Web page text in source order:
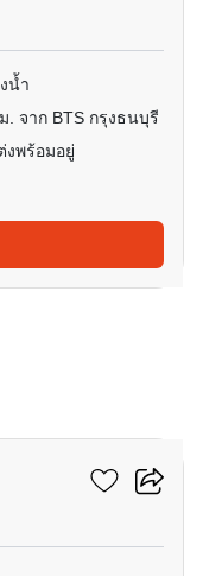
น้ำ
. จาก BTS กรุงธนบุรี
งพร้อมอยู่